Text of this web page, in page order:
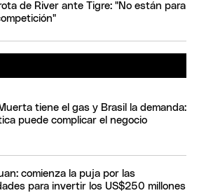
de River ante Tigre: "No están para
tiene el gas y Brasil la demanda:
puede complicar el negocio
comienza la puja por las
para invertir los US$250 millones